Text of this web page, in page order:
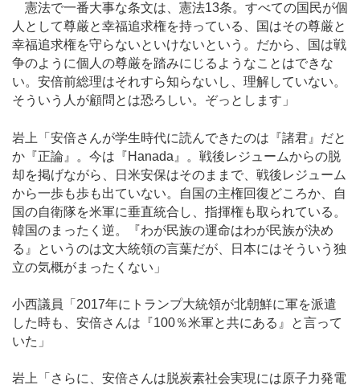
憲法で一番大事な条文は、憲法13条。すべての国民が個
人として尊厳と幸福追求権を持っている、国はその尊厳と
幸福追求権を守らないといけないという。だから、国は戦
争のように個人の尊厳を踏みにじるようなことはできな
い。安倍前総理はそれすら知らないし、理解していない。
そういう人が顧問とは恐ろしい。ぞっとします」
岩上「安倍さんが学生時代に読んできたのは『諸君』だと
か『正論』。今は『Hanada』。戦後レジュームからの脱
却を掲げながら、日米安保はそのままで、戦後レジューム
から一歩も歩も出ていない。自国の主権回復どころか、自
国の自衛隊を米軍に垂直統合し、指揮権も取られている。
韓国のまったく逆。『わが民族の運命はわが民族が決め
る』というのは文大統領の言葉だが、日本にはそういう独
立の気概がまったくない」
小西議員「2017年にトランプ大統領が北朝鮮に軍を派遣
した時も、安倍さんは『100％米軍と共にある』と言って
いた」
岩上「さらに、安倍さんは脱炭素社会実現には原子力発電